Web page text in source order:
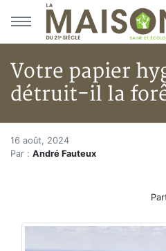
Aller au menu principal
Aller au contenu principal
Votre papier
détruit-il la
Accueil
Articles
Votre papier hygiénique
Votre papier
16 août, 2024
Par : André Fauteux